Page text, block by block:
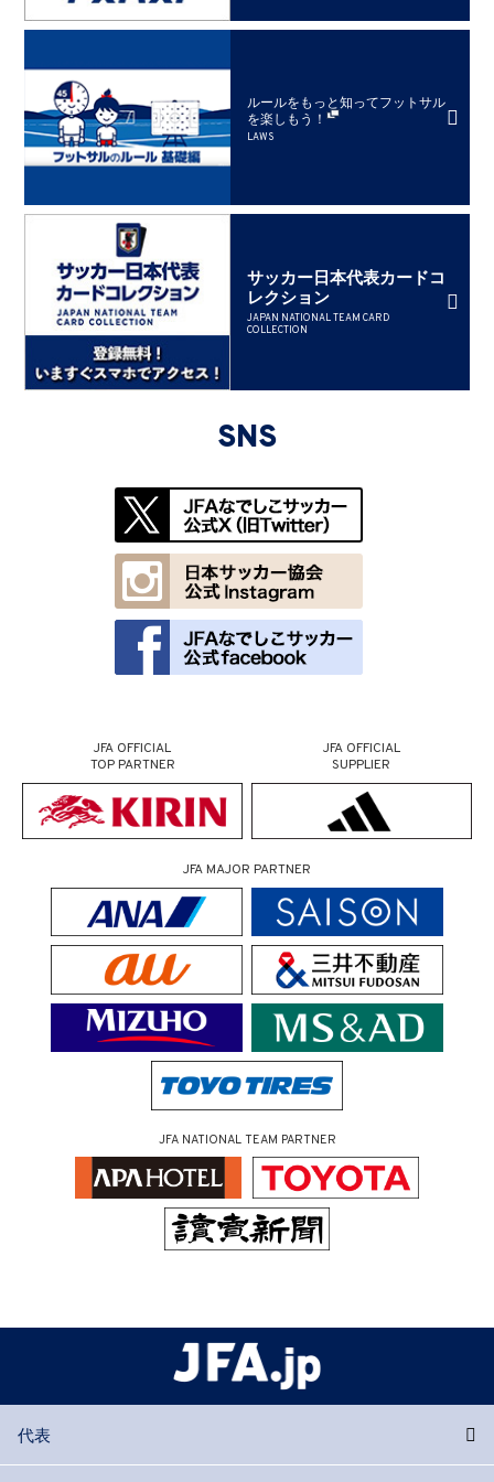
ルールをもっと知ってフットサル
を楽しもう！
LAWS
サッカー日本代表カードコ
レクション
JAPAN NATIONAL TEAM CARD
COLLECTION
SNS
JFA OFFICIAL
TOP PARTNER
JFA OFFICIAL
SUPPLIER
JFA MAJOR PARTNER
JFA NATIONAL TEAM PARTNER
代表